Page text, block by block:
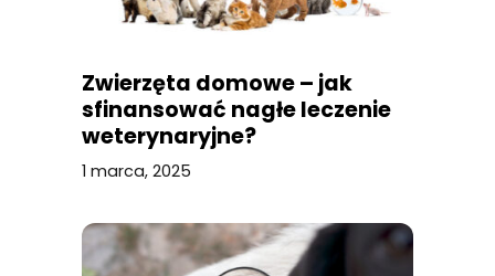
Zwierzęta domowe – jak
sfinansować nagłe leczenie
weterynaryjne?
1 marca, 2025